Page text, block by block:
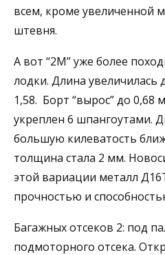
всем, кроме увеличенной
штевня.
А вот “2М” уже более
лодки. Длина
1,58. Борт “вырос” до 0,68
укреплен 6 шпангоутами.
большую килеватость
толщина стала 2 мм.
этой вариации металл
прочностью и
Багажных отсеков 2: под
подмоторного отсека.